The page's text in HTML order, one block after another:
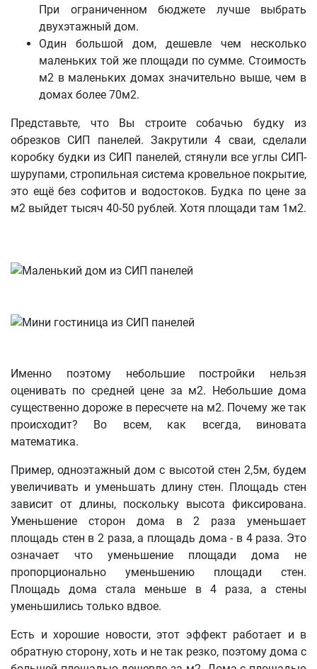
При ограниченном бюджете лучше выбрать
двухэтажный дом.
Один большой дом, дешевле чем несколько
маленьких той же площади по сумме. Стоимость
м2 в маленьких домах значительно выше, чем в
домах более 70м2.
Представьте, что Вы строите собачью будку из
обрезков СИП панелей. Закрутили 4 сваи, сделали
коробку будки из СИП панелей, стянули все углы СИП-
шурупами, стропильная система кровельное покрытие,
это ещё без софитов и водостоков. Будка по цене за
м2 выйдет тысяч 40-50 рублей. Хотя площади там 1м2.
Именно поэтому небольшие постройки нельзя
оценивать по средней цене за м2. Небольшие дома
существенно дороже в пересчете на м2. Почему же так
происходит? Во всем, как всегда, виновата
математика.
Пример, одноэтажный дом с высотой стен 2,5м, будем
увеличивать и уменьшать длину стен. Площадь стен
зависит от длины, поскольку высота фиксирована.
Уменьшение сторон дома в 2 раза уменьшает
площадь стен в 2 раза, а площадь дома - в 4 раза. Это
означает что уменьшение площади дома не
пропорционально уменьшению площади стен.
Площадь дома стала меньше в 4 раза, а стены
уменьшились только вдвое.
Есть и хорошие новости, этот эффект работает и в
обратную сторону, хоть и не так резко, поэтому дома с